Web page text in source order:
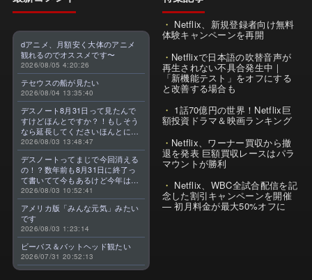
dアニメ、月額安く大体のアニメ
観れるのでオススメです〜
2026/08/05 4:20:26
テセウスの船が見たい
2026/08/04 13:35:40
デスノート8月31日って見たんで
すけどほんとですか？！もしそう
なら延長してくださいほんとに大
好きなんです😭
2026/08/03 13:48:47
デスノートってまじで今回消える
の！？数年前も8月31日に終了っ
て書いてて今もあるけど今年はま
じのやつ！？よくわからん！！で
きればなくならないでほしい！平
成アニメを振り返らせてくれっ
っ！！！！！！！
2026/08/03 10:52:41
アメリカ版「みんな元気」みたい
です
2026/08/03 1:23:14
ビーバス＆バットヘッド観たい
2026/07/31 20:52:13
Netflix、新規登録者向け無料
体験キャンペーンを再開
Netflixで日本語の吹替音声が
再生されない不具合発生中｜
「新機能テスト」をオフにする
と改善する場合も
1話70億円の世界！Netflix巨
額投資ドラマ＆映画ランキング
Netflix、ワーナー買収から撤
退を発表 巨額買収レースはパラ
マウントが勝利
Netflix、WBC全試合配信を記
念した割引キャンペーンを開催
— 初月料金が最大50%オフに